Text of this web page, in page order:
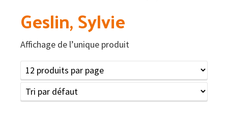
Geslin, Sylvie
Affichage de l’unique produit